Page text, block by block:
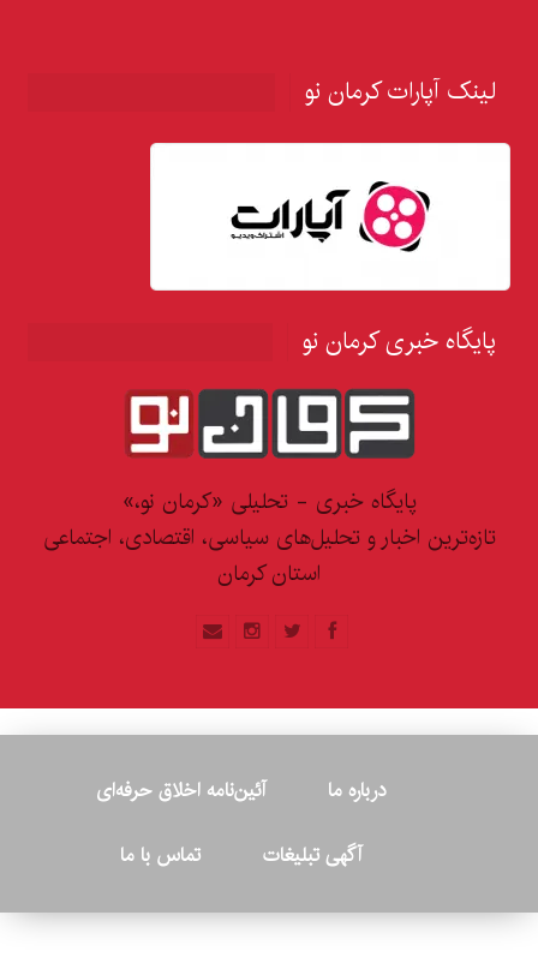
لینک آپارات کرمان نو
پایگاه خبری کرمان نو
پایگاه خبری - تحلیلی «کرمان نو،»
تازه‌ترین اخبار و تحلیل‌های سیاسی، اقتصادی، اجتماعی
استان کرمان
درباره ما
آئین‌نامه اخلاق حرفه‌ای
آگهی تبلیغات
تماس با ما